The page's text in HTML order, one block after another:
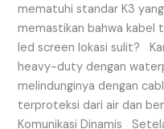
mematuhi standar K3
memastikan bahwa kabel
led screen lokasi sulit?
heavy-duty dengan
melindunginya dengan
terproteksi dari air dan
Komunikasi Dinamis